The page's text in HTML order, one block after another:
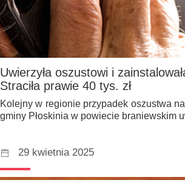
Uwierzyła oszustowi i
Straciła prawie 40 tys. zł
Kolejny w regionie przypadek oszustwa
gminy Płoskinia w powiecie braniewskim
29 kwietnia 2025